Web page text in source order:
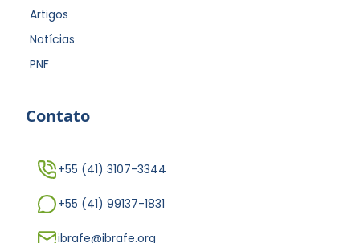
Artigos
Notícias
PNF
Contato
+55 (41) 3107-3344
+55 (41) 99137-1831
ibrafe@ibrafe.org